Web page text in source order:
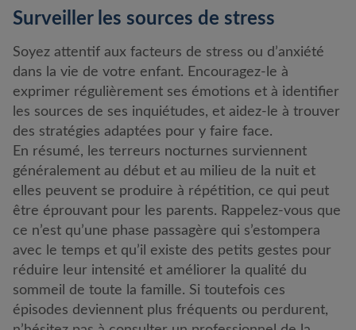
Surveiller les sources de stress
Soyez attentif aux facteurs de stress ou d’anxiété
dans la vie de votre enfant. Encouragez-le à
exprimer régulièrement ses émotions et à identifier
les sources de ses inquiétudes, et aidez-le à trouver
des stratégies adaptées pour y faire face.
En résumé, les terreurs nocturnes surviennent
généralement au début et au milieu de la nuit et
elles peuvent se produire à répétition, ce qui peut
être éprouvant pour les parents. Rappelez-vous que
ce n’est qu’une phase passagère qui s’estompera
avec le temps et qu’il existe des petits gestes pour
réduire leur intensité et améliorer la qualité du
sommeil de toute la famille. Si toutefois ces
épisodes deviennent plus fréquents ou perdurent,